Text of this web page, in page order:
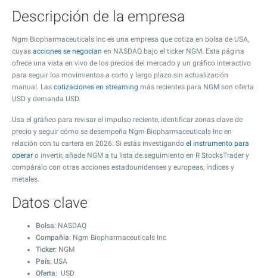
Descripción de la empresa
Ngm Biopharmaceuticals Inc es una empresa que cotiza en bolsa de USA,
cuyas acciones se negocian en NASDAQ bajo el ticker NGM. Esta página
ofrece una vista en vivo de los precios del mercado y un gráfico interactivo
para seguir los movimientos a corto y largo plazo sin actualización
manual. Las cotizaciones en streaming más recientes para NGM son oferta
USD y demanda USD.
Usa el gráfico para revisar el impulso reciente, identificar zonas clave de
precio y seguir cómo se desempeña Ngm Biopharmaceuticals Inc en
relación con tu cartera en 2026. Si estás investigando el instrumento para
operar o invertir, añade NGM a tu lista de seguimiento en R StocksTrader y
compáralo con otras acciones estadounidenses y europeas, índices y
metales.
Datos clave
Bolsa: NASDAQ
Compañía: Ngm Biopharmaceuticals Inc
Ticker: NGM
País: USA
Oferta: USD